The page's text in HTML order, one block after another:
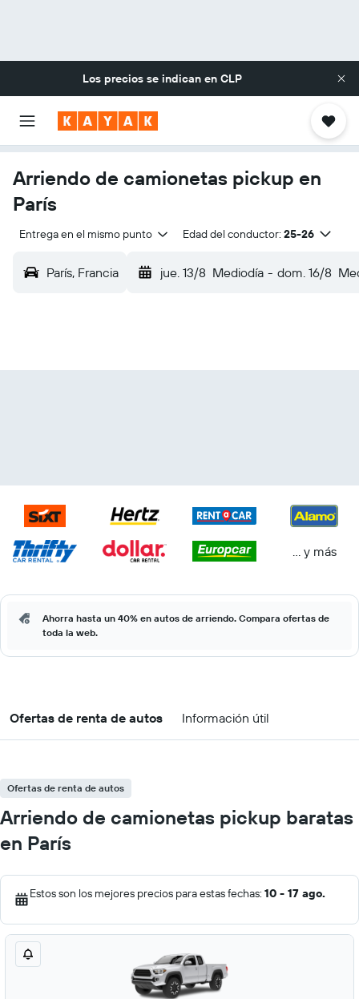
Los precios se indican en CLP
Arriendo de camionetas pickup en
París
Entrega en el mismo punto Edad del conductor: 25-26
París, Francia jue. 13/8 Mediodía - dom. 16/8
… y más
Ahorra hasta un 40% en autos de arriendo. Compara ofertas de
toda la web.
Ofertas de renta de autos Información útil
Ofertas de renta de autos
Arriendo de camionetas pickup baratas
en París
Estos son los mejores precios para estas fechas: 10 - 17 ago.